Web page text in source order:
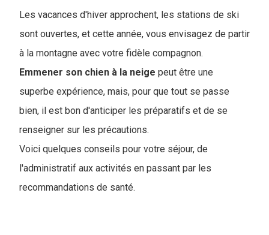
Les vacances d'hiver approchent, les stations de ski
sont ouvertes, et cette année, vous envisagez de partir
à la montagne avec votre fidèle compagnon.
Emmener son chien à la neige peut être une
superbe expérience, mais, pour que tout se passe
bien, il est bon d'anticiper les préparatifs et de se
renseigner sur les précautions.
Voici quelques conseils pour votre séjour, de
l'administratif aux activités en passant par les
recommandations de santé.